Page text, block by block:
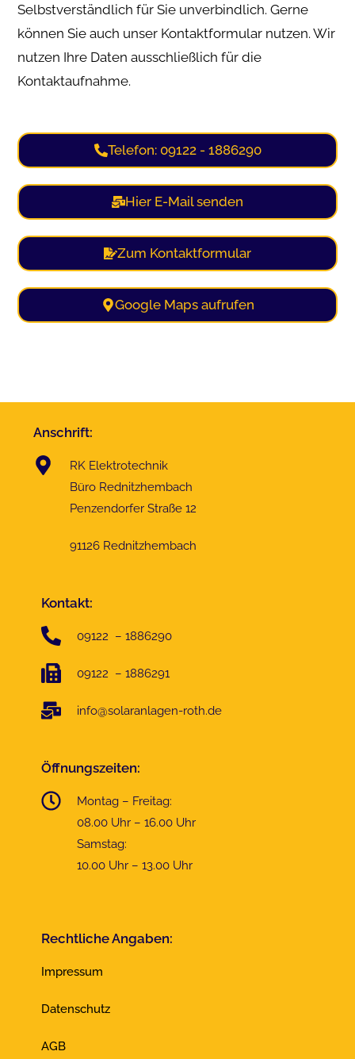
Selbstverständlich für Sie unverbindlich. Gerne
können Sie auch unser Kontaktformular nutzen. Wir
nutzen Ihre Daten ausschließlich für die
Kontaktaufnahme.
Telefon: 09122 - 1886290
Hier E-Mail senden
Zum Kontaktformular
Google Maps aufrufen
Anschrift:
RK Elektrotechnik
Büro Rednitzhembach
Penzendorfer Straße 12
91126 Rednitzhembach
Kontakt:
09122 – 1886290
09122 – 1886291
info@solaranlagen-roth.de
Öffnungszeiten:
Montag – Freitag:
08.00 Uhr – 16.00 Uhr
Samstag:
10.00 Uhr – 13.00 Uhr
Rechtliche Angaben:
Impressum
Datenschutz
AGB